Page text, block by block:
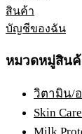
สินค้า
บัญชีของฉัน
หมวดหมู่สิน
วิตามิน/อ
Skin